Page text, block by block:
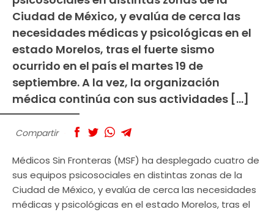
Ciudad de México, y evalúa de cerca las
necesidades médicas y psicológicas en el
estado Morelos, tras el fuerte sismo
ocurrido en el país el martes 19 de
septiembre. A la vez, la organización
médica continúa con sus actividades […]
Compartir
Médicos Sin Fronteras (MSF) ha desplegado cuatro de
sus equipos psicosociales en distintas zonas de la
Ciudad de México, y evalúa de cerca las necesidades
médicas y psicológicas en el estado Morelos, tras el